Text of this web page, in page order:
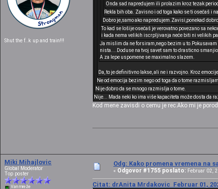
Shut the f..k up and train!!!
Onda sad napredujem ili prolazim kroz tezak
Rekla bih oba. Zavisno i od toga kako se ti osećaš i
Dobro je,samo ako napredujem.Zavisi,ponekad
To kad se lošije osećaš je verovatno povezano sa
i kada nema velikih iscrpljivanja neće biti ni velikih
Ja mislim da ne forsiram,nego bezim u
nista....Doduse na tvoj savet sam to drasticno
A za lepe uspomene se maximalno slazem.
Da, to je definitivno lakse, ali ne i razvojno. Kroz
Ne od emocija bezim nego od toga da o tome
Nije dobro da se mnogo razmislja o tome.
Nije... Mada neki ko ima više kapaciteta može dosta da
Kod mene zavisdi o cemu je rec.Ako mi je
Miki Mihajlovic
Global Moderator
Top poster
Van mreže
Odg: Kako promena vremena na
« Odgovor #1755 poslato: Februar 02,
Citat: drAnita Mrdakovic Februar 01,